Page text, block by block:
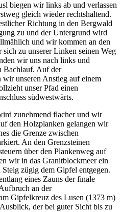
biegen wir links ab und verlassen
gleich wieder rechtshaltend.
Richtung in den Bergwald
zu und der Untergrund wird
und wir kommen an den
zu unserer Linken seinen Weg
wir uns nach links und
Bachlauf. Auf der
wir unseren Anstieg auf einem
unser Pfad einen
südwestwärts.
zunehmend flacher und wir
den Holzplanken gelangen wir
die Grenze zwischen
An den Grenzsteinen
über den Plankenweg auf
wir in das Granitblockmeer ein
zügig dem Gipfel entgegen.
eines Zauns der finale
an der
Gipfelkreuz des Lusen (1373 m)
der bei guter Sicht bis zu